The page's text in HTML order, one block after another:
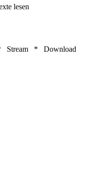
lesen
Stream * Download